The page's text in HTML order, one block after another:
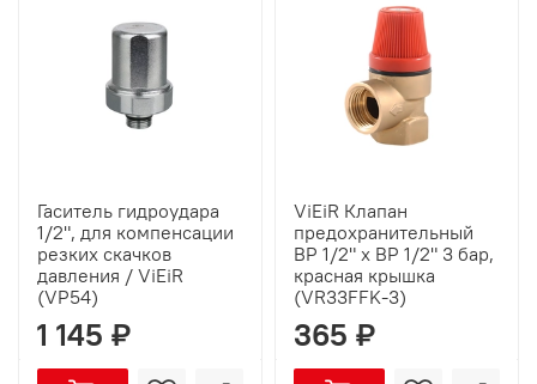
Гаситель гидроудара
1/2", для компенсации
резких скачков
давления / ViEiR
(VP54)
1 145 ₽
ViEiR Клапан
предохранительный
ВР 1/2" х ВР 1/2" 3 бар,
красная крышка
(VR33FFK-3)
365 ₽